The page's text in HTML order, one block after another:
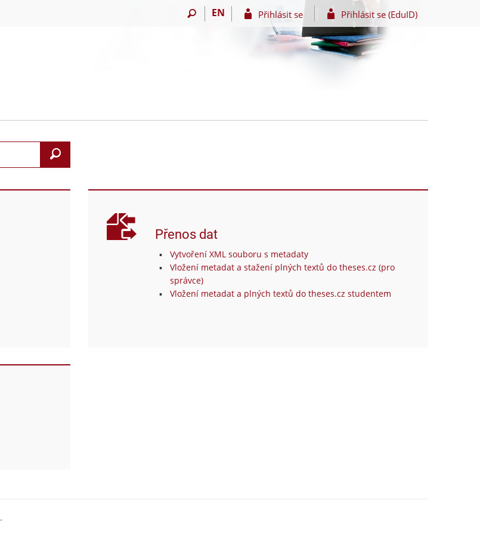
EN Přihlásit se Přihlásit se (EduID)
Přenos dat
Vytvoření XML souboru s metadaty
Vložení metadat a stažení plných textů do theses.cz (pro
správce)
Vložení metadat a plných textů do theses.cz studentem
.